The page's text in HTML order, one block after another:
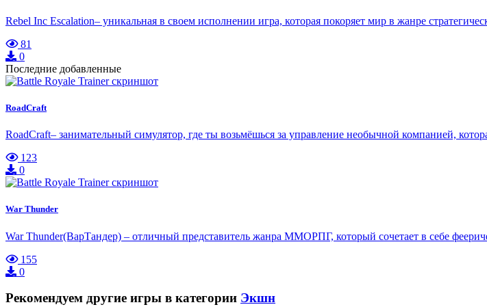
Rebel Inc Escalation– уникальная в своем исполнении игра, которая покоряет мир в жанре
81
0
Последние добавленные
RoadCraft
RoadCraft– занимательный симулятор, где ты возьмёшься за управление необычной компанией,
123
0
War Thunder
War Thunder(ВарТандер) – отличный представитель жанра ММОРПГ, который сочетает в себе
155
0
Рекомендуем другие игры в категории Экшн